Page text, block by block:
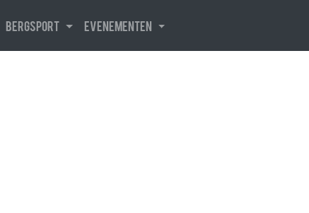
Bergsport Evenementen